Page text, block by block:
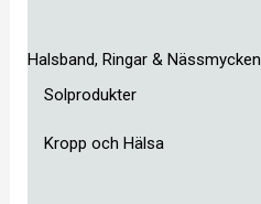
Halsband, Ringar & Nässmycken
Solprodukter
Kropp och Hälsa